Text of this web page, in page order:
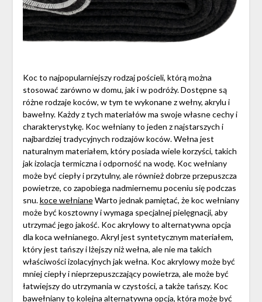
Koc to najpopularniejszy rodzaj pościeli, którą można
stosować zarówno w domu, jak i w podróży. Dostępne są
różne rodzaje koców, w tym te wykonane z wełny, akrylu i
bawełny. Każdy z tych materiałów ma swoje własne cechy i
charakterystykę. Koc wełniany to jeden z najstarszych i
najbardziej tradycyjnych rodzajów koców. Wełna jest
naturalnym materiałem, który posiada wiele korzyści, takich
jak izolacja termiczna i odporność na wodę. Koc wełniany
może być ciepły i przytulny, ale również dobrze przepuszcza
powietrze, co zapobiega nadmiernemu poceniu się podczas
snu.koce wełnianeWarto jednak pamiętać, że koc wełniany
może być kosztowny i wymaga specjalnej pielęgnacji, aby
utrzymać jego jakość. Koc akrylowy to alternatywna opcja
dla koca wełnianego. Akryl jest syntetycznym materiałem,
który jest tańszy i lżejszy niż wełna, ale nie ma takich
właściwości izolacyjnych jak wełna. Koc akrylowy może być
mniej ciepły i nieprzepuszczający powietrza, ale może być
łatwiejszy do utrzymania w czystości, a także tańszy. Koc
bawełniany to kolejna alternatywna opcja, która może być